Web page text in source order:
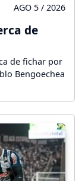
AGO 5 / 2026
de
de fichar por
Bengoechea